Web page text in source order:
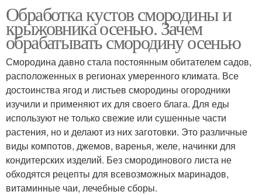
Обработка кустов смородины и
крыжовника осенью. Зачем
обрабатывать смородину осенью
Смородина давно стала постоянным обитателем садов,
расположенных в регионах умеренного климата. Все
достоинства ягод и листьев смородины огородники
изучили и применяют их для своего блага. Для еды
используют не только свежие или сушенные части
растения, но и делают из них заготовки. Это различные
виды компотов, джемов, варенья, желе, начинки для
кондитерских изделий. Без смородинового листа не
обходятся рецепты для всевозможных маринадов,
витаминные чаи, лечебные сборы.